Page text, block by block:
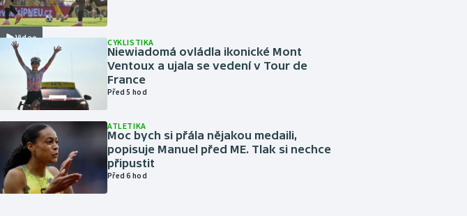
Video CYKLISTIKA
Niewiadomá ovládla ikonické Mont
Ventoux a ujala se vedení v Tour de
France
Před 5 hod
ATLETIKA
Moc bych si přála nějakou medaili,
popisuje Manuel před ME. Tlak si nechce
připustit
Před 6 hod